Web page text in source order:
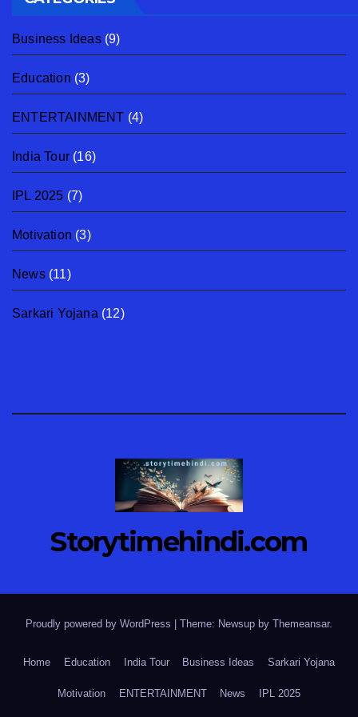
Business Ideas(9)
Education (3)
ENTERTAINMENT (4)
India Tour (16)
IPL 2025 (7)
Motivation (3)
News(11)
Sarkari Yojana (12)
Storytimehindi.com
Proudly powered by WordPress Theme: Newsup by Themeansar.
Home Education India Tour Business Ideas Sarkari Yojana
Motivation ENTERTAINMENT News IPL 2025